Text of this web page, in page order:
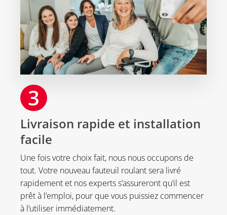
3
Livraison rapide et installation
facile
Une fois votre choix fait, nous nous occupons de
tout. Votre nouveau fauteuil roulant sera livré
rapidement et nos experts s’assureront qu’il est
prêt à l’emploi, pour que vous puissiez commencer
à l’utiliser immédiatement.